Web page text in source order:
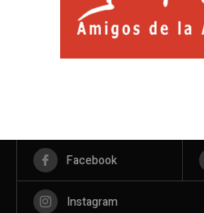
Facebook
Instagram